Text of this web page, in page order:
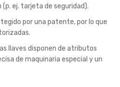
ej. tarjeta de seguridad).
por una patente, por lo que
llaves disponen de atributos
de maquinaria especial y un